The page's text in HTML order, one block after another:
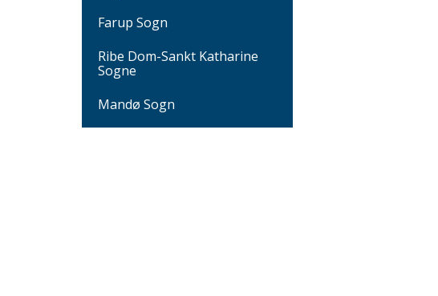
Farup Sogn
Ribe Dom-Sankt Katharine
Sogne
Mandø Sogn